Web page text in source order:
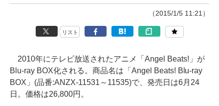
（2015/1/5 11:21）
リスト
2010年にテレビ放送されたアニメ「Angel Beats!」が
Blu-ray BOX化される。商品名は「Angel Beats! Blu-ray
BOX」(品番:ANZX-11531～11535)で、発売日は6月24
日。価格は26,800円。